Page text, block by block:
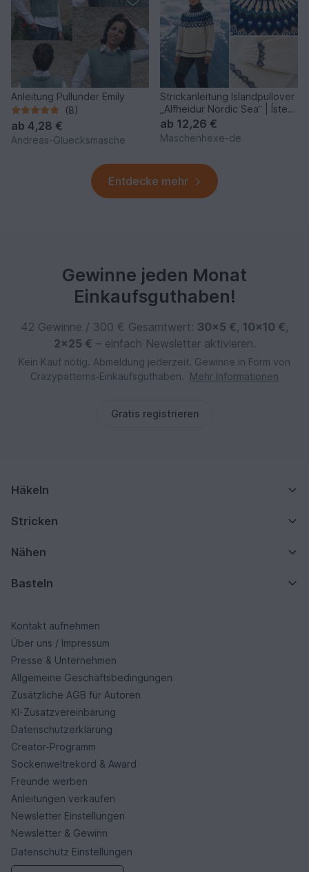
Anleitung Pullunder Emily
(8)
ab 4,28 €
Andreas-Gluecksmasche
Strickanleitung Islandpullover
„Alfheidur Nordic Sea“ | Ístex
Léttlopi |
ab 12,26 €
Maschenhexe-de
Entdecke mehr
Gewinne jeden Monat
Einkaufsguthaben!
42 Gewinne / 300 € Gesamtwert: 30×5 €, 10×10 €,
2×25 € – einfach Newsletter aktivieren.
Kein Kauf nötig. Abmeldung jederzeit. Gewinne in Form von
Crazypatterns‑Einkaufsguthaben.
Mehr Informationen
Gratis registrieren
Häkeln
Stricken
Nähen
Basteln
Kontakt aufnehmen
Über uns / Impressum
Presse & Unternehmen
Allgemeine Geschäftsbedingungen
Zusätzliche AGB für Autoren
KI-Zusatzvereinbarung
Datenschutzerklärung
Creator-Programm
Sockenweltrekord & Award
Freunde werben
Anleitungen verkaufen
Newsletter Einstellungen
Newsletter & Gewinn
Datenschutz Einstellungen